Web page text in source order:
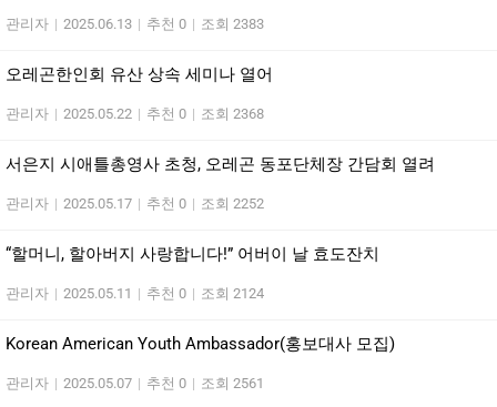
관리자 | 2025.06.13 | 추천 0 | 조회 2383
오레곤한인회 유산 상속 세미나 열어
관리자 | 2025.05.22 | 추천 0 | 조회 2368
서은지 시애틀총영사 초청, 오레곤 동포단체장 간담회 열려
관리자 | 2025.05.17 | 추천 0 | 조회 2252
“할머니, 할아버지 사랑합니다!” 어버이 날 효도잔치
관리자 | 2025.05.11 | 추천 0 | 조회 2124
Korean American Youth Ambassador(홍보대사 모집)
관리자 | 2025.05.07 | 추천 0 | 조회 2561